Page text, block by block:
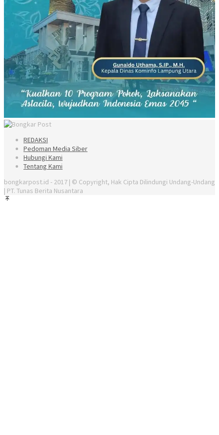
REDAKSI
Pedoman Media Siber
Hubungi Kami
Tentang Kami
bongkarpost.id - 2017 | © Copyright, Hak Cipta Dilindungi Undang-Undang
| PT. Tunas Berita Nusantara